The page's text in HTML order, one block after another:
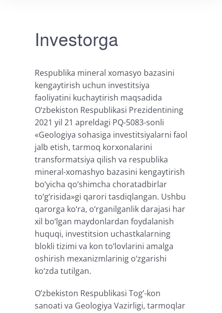
Investorga
Respublika mineral xomasyo bazasini
kengaytirish uchun investitsiya
faoliyatini kuchaytirish maqsadida
O‘zbekiston Respublikasi Prezidentining
2021 yil 21 apreldagi PQ-5083-sonli
«Geologiya sohasiga investitsiyalarni faol
jalb etish, tarmoq korxonalarini
transformatsiya qilish va respublika
mineral-xomashyo bazasini kengaytirish
bo‘yicha qo‘shimcha choratadbirlar
to‘g‘risida»gi qarori tasdiqlangan. Ushbu
qarorga ko‘ra, o‘rganilganlik darajasi har
xil bo‘lgan maydonlardan foydalanish
huquqi, investitsion uchastkalarning
blokli tizimi va kon to‘lovlarini amalga
oshirish mexanizmlarinig o‘zgarishi
ko‘zda tutilgan.
O’zbekiston Respublikasi Tog’-kon
sanoati va Geologiya Vazirligi, tarmoqlar